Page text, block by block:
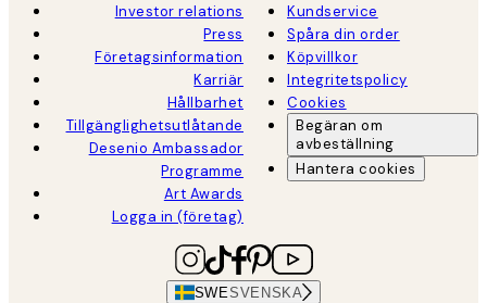
Investor relations
Press
Företagsinformation
Karriär
Hållbarhet
Tillgänglighetsutlåtande
Desenio Ambassador
Programme
Art Awards
Logga in (företag)
Kundservice
Spåra din order
Köpvillkor
Integritetspolicy
Cookies
Begäran om
avbeställning
Hantera cookies
SWESVENSKA